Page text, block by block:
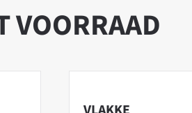
VOORRAAD